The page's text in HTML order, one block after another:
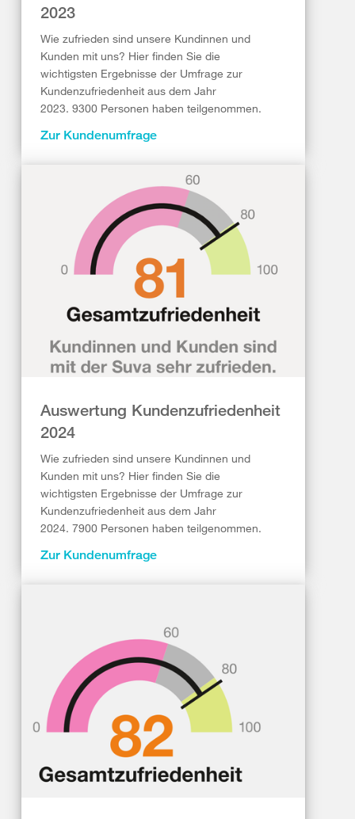
2023
Wie zufrieden sind unsere Kundinnen und
Kunden mit uns? Hier finden Sie die
wichtigsten Ergebnisse der Umfrage zur
Kundenzufriedenheit aus dem Jahr
2023. 9300 Personen haben teilgenommen.
Zur Kundenumfrage
Auswertung Kundenzufriedenheit
2024
Wie zufrieden sind unsere Kundinnen und
Kunden mit uns? Hier finden Sie die
wichtigsten Ergebnisse der Umfrage zur
Kundenzufriedenheit aus dem Jahr
2024. 7900 Personen haben teilgenommen.
Zur Kundenumfrage